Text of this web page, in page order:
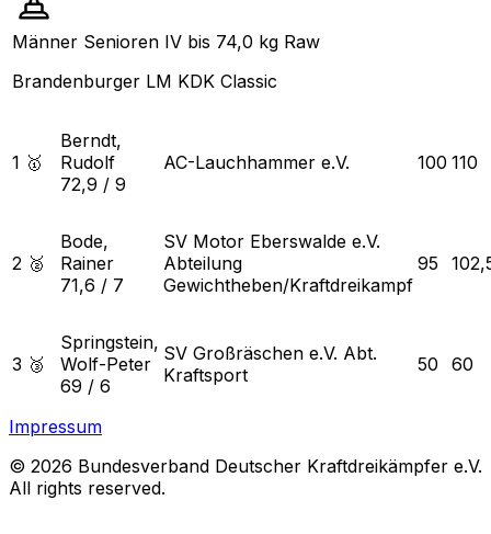
Männer Senioren IV bis 74,0 kg Raw
Brandenburger LM KDK Classic
1 🥇
Berndt,
Rudolf
72,9 / 9
AC-Lauchhammer e.V. 100 110
2 🥈
Bode,
Rainer
71,6 / 7
SV Motor Eberswalde e.V.
Abteilung
Gewichtheben/Kraftdreikampf
95
3 🥉
Springstein,
Wolf-Peter
69 / 6
SV Großräschen e.V. Abt.
Kraftsport
50 60
Impressum
© 2026 Bundesverband Deutscher Kraftdreikämpfer e.V.
All rights reserved.